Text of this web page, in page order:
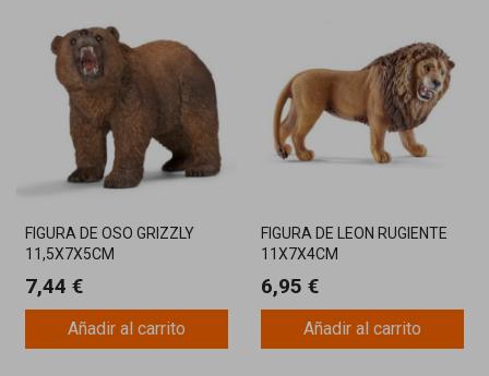
FIGURA DE OSO GRIZZLY
11,5X7X5CM
7,44 €
Añadir al carrito
FIGURA DE LEON RUGIENTE
11X7X4CM
6,95 €
Añadir al carrito